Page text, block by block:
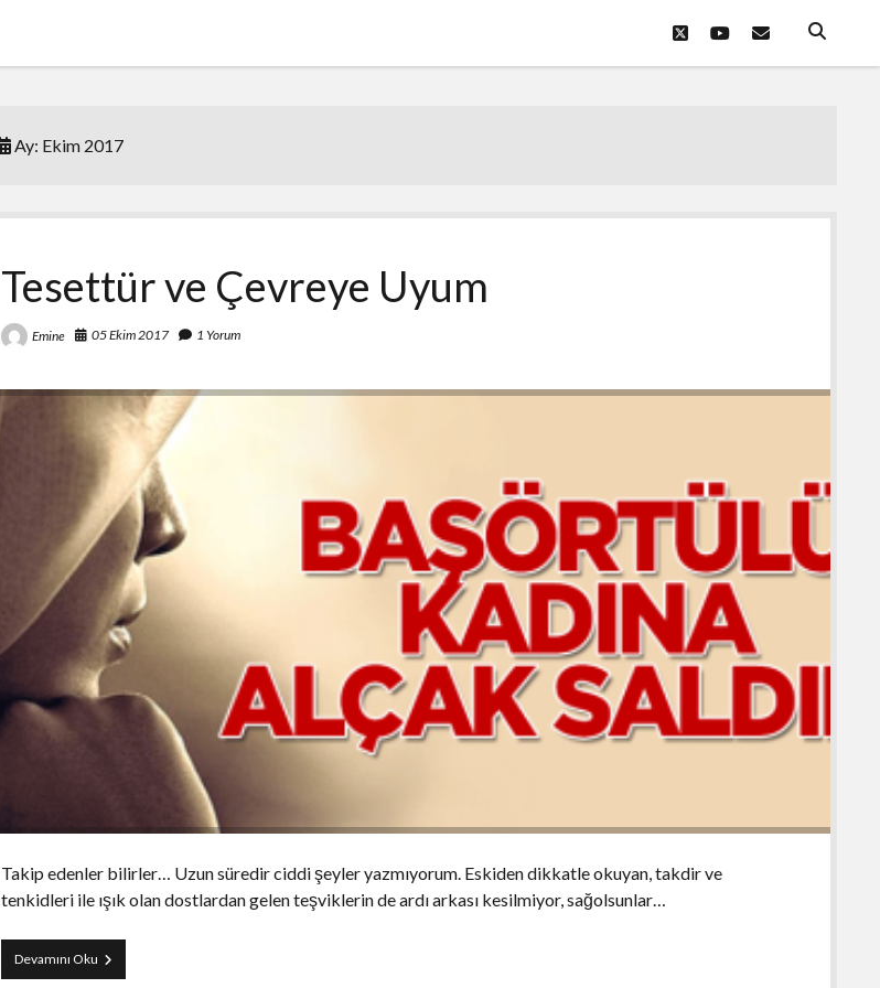
twitteryoutubeeposta
Ay: Ekim 2017
Tesettür ve Çevreye Uyum
Emine 05 Ekim 2017 1 Yorum
Takip edenler bilirler… Uzun süredir ciddi şeyler yazmıyorum. Eskiden dikkatle okuyan, takdir ve
tenkidleri ile ışık olan dostlardan gelen teşviklerin de ardı arkası kesilmiyor, sağolsunlar…
Devamını Oku Tesettür
ve